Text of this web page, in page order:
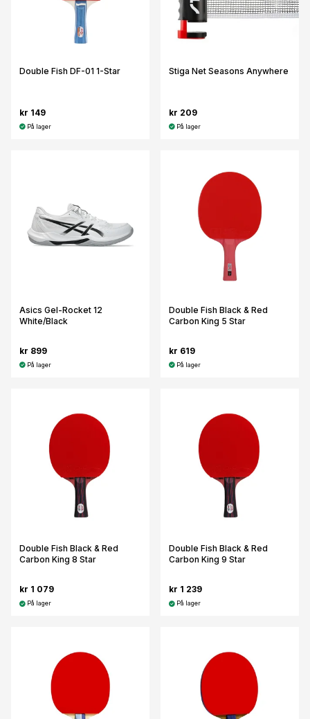
Double Fish DF-01 1-Star
kr 149
På lager
Stiga Net Seasons Anywhere
kr 209
På lager
Asics Gel-Rocket 12
White/Black
kr 899
På lager
Double Fish Black & Red
Carbon King 5 Star
kr 619
På lager
Double Fish Black & Red
Carbon King 8 Star
kr 1 079
På lager
Double Fish Black & Red
Carbon King 9 Star
kr 1 239
På lager